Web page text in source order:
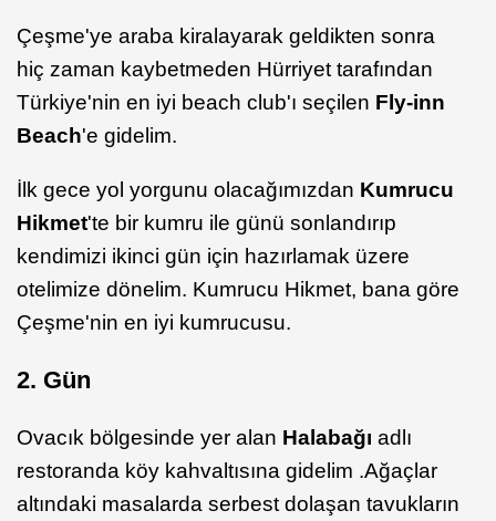
Çeşme'ye araba kiralayarak geldikten sonra
hiç zaman kaybetmeden Hürriyet tarafından
Türkiye'nin en iyi beach club'ı seçilen Fly-inn
Beach'e gidelim.
İlk gece yol yorgunu olacağımızdan Kumrucu
Hikmet'te bir kumru ile günü sonlandırıp
kendimizi ikinci gün için hazırlamak üzere
otelimize dönelim. Kumrucu Hikmet, bana göre
Çeşme'nin en iyi kumrucusu.
2. Gün
Ovacık bölgesinde yer alan Halabağı adlı
restoranda köy kahvaltısına gidelim .Ağaçlar
altındaki masalarda serbest dolaşan tavukların